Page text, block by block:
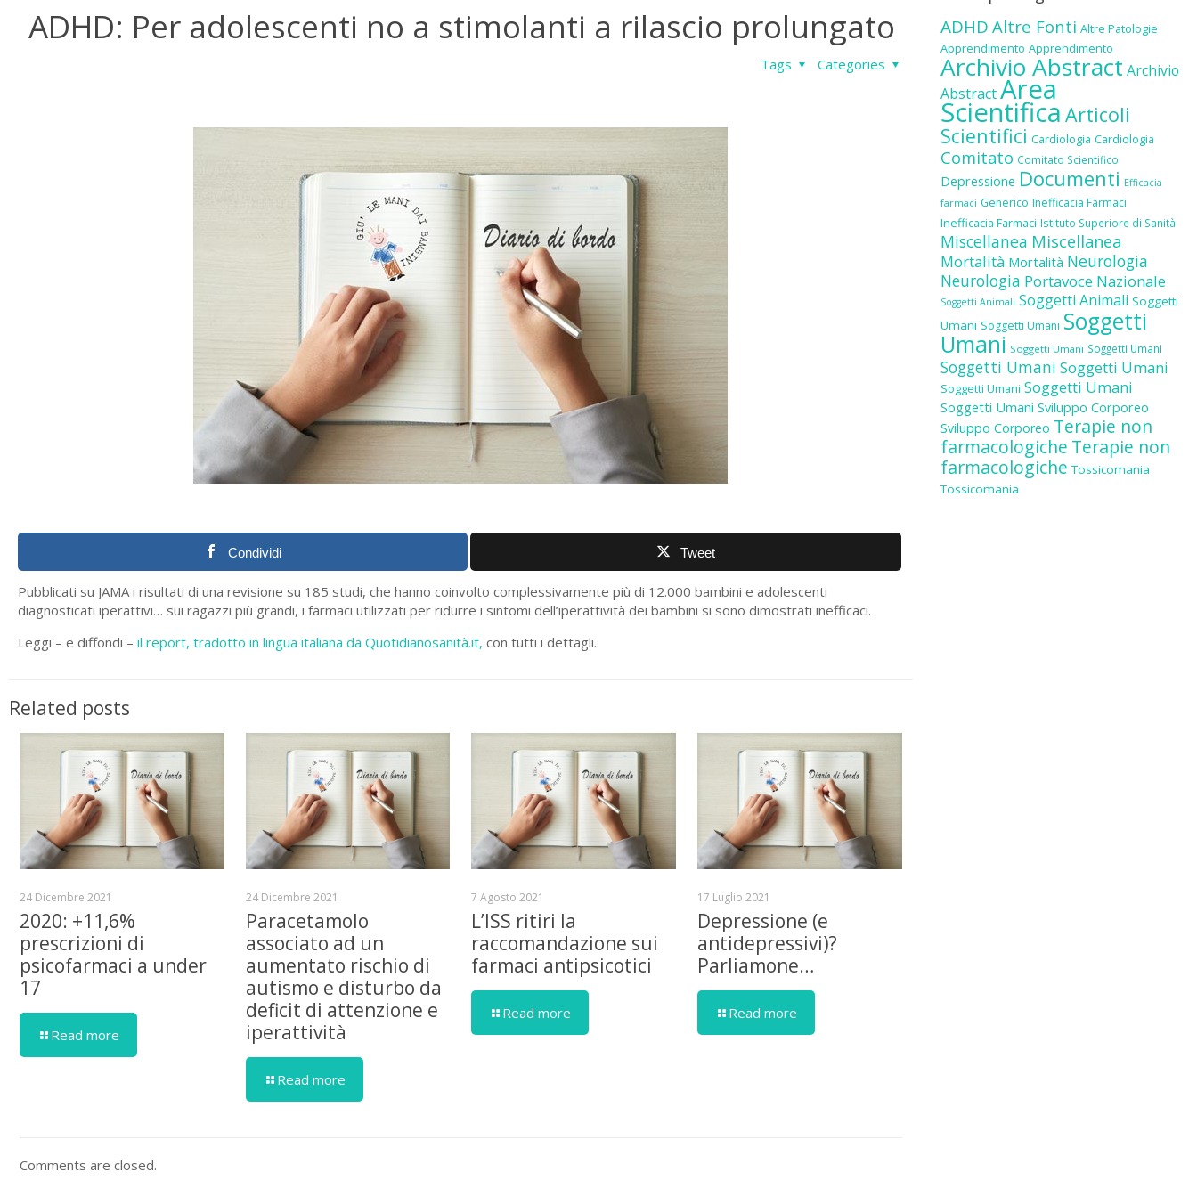
ADHD: Per adolescenti no a stimolanti a rilascio prolungato
Categories
Tags
Condividi Tweet
Pubblicati su JAMA i risultati di una revisione su 185 studi, che hanno coinvolto complessivamente più di 12.000 bambini e adolescenti
diagnosticati iperattivi… sui ragazzi più grandi, i farmaci utilizzati per ridurre i sintomi dell’iperattività dei bambini si sono dimostrati inefficaci.
Leggi – e diffondi –il report, tradotto in lingua italiana da Quotidianosanità.it, con tutti i dettagli.
Related posts
24 Dicembre 2021
2020: +11,6%
prescrizioni di
psicofarmaci a under
17
Read more
24 Dicembre 2021
Paracetamolo
associato ad un
aumentato rischio di
autismo e disturbo da
deficit di attenzione e
iperattività
Read more
7 Agosto 2021
L’ISS ritiri la
raccomandazione sui
farmaci antipsicotici
Read more
17 Luglio 2021
Depressione (e
antidepressivi)?
Parliamone…
Read more
Comments are closed.
ADHD Altre Fonti Altre Patologie
Apprendimento Apprendimento
Archivio Abstract Archivio
AbstractArea
Scientifica Articoli
Scientifici Cardiologia Cardiologia
Comitato Comitato Scientifico
Depressione Documenti Efficacia
farmaci Generico Inefficacia Farmaci
Inefficacia Farmaci Istituto Superiore di Sanità
Miscellanea Miscellanea
Mortalità Mortalità Neurologia
Neurologia Portavoce Nazionale
Soggetti Animali Soggetti Animali Soggetti
Umani Soggetti Umani Soggetti
Umani Soggetti Umani Soggetti Umani
Soggetti Umani Soggetti Umani
Soggetti Umani Soggetti Umani
Soggetti Umani Sviluppo Corporeo
Sviluppo Corporeo Terapie non
farmacologiche Terapie non
farmacologiche Tossicomania
Tossicomania